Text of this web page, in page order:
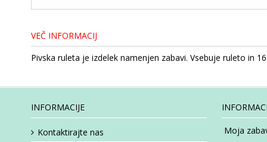
VEČ INFORMACIJ
Pivska ruleta je izdelek namenjen zabavi. Vsebuje ruleto in
INFORMACIJE
Kontaktirajte nas Moja